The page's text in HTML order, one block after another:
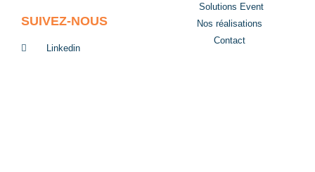
SUIVEZ-NOUS
Linkedin
Solutions Event
Nos réalisations
Contact